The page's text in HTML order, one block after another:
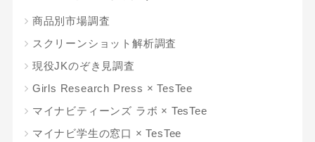
商品別市場調査
スクリーンショット解析調査
現役JKのぞき見調査
Girls Research Press × TesTee
マイナビティーンズ ラボ × TesTee
マイナビ学生の窓口 × TesTee